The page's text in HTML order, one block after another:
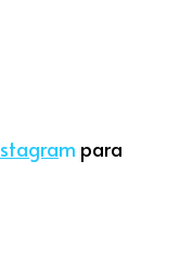
stagram para